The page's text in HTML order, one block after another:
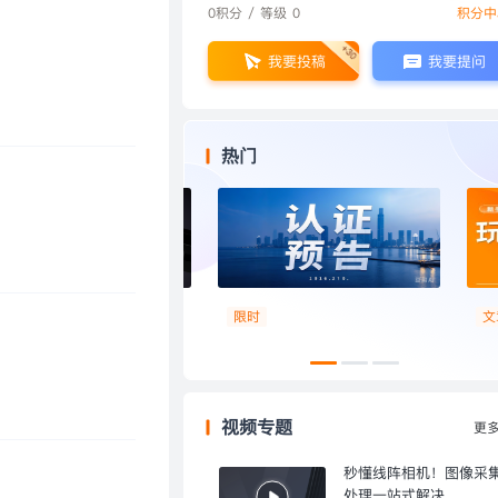
0积分 / 等级 0 积分
我要投稿 +30 我要提问
热门
限时
视频专题 更
秒懂线阵相机！图像采